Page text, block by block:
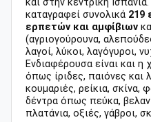
καταγραφεί συνολικά 219
ερπετών και αμφίβιων
(αγριογούρουνα,
λαγοί, λύκοι, λαγόγυροι,
Ενδιαφέρουσα είναι και
όπως ίριδες, παιόνες και
κουμαριές, ρείκια, σκίνα,
δέντρα όπως πεύκα,
πλατάνια, οξιές, γάβροι,